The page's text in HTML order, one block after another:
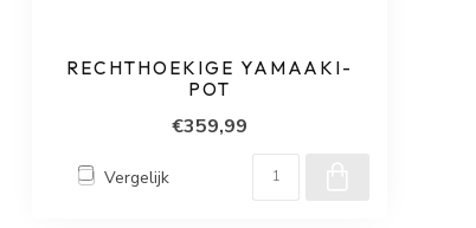
RECHTHOEKIGE YAMAAKI-
POT
€359,99
Vergelijk